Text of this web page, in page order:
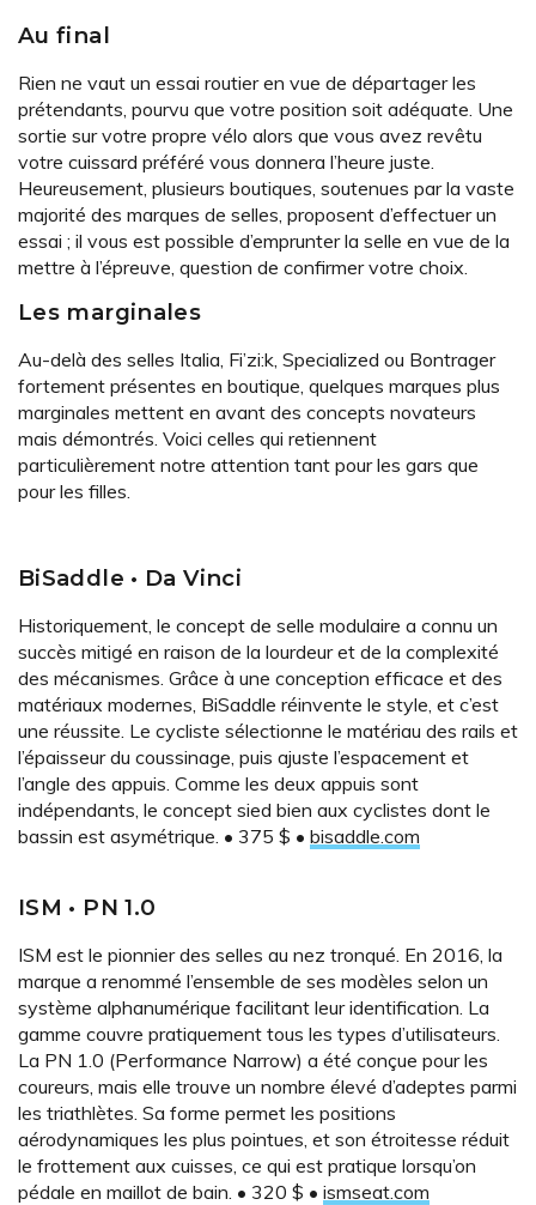
Au final
Rien ne vaut un essai routier en vue de départager les
prétendants, pourvu que votre position soit adéquate. Une
sortie sur votre propre vélo alors que vous avez revêtu
votre cuissard préféré vous donnera l’heure juste.
Heureusement, plusieurs boutiques, soutenues par la vaste
majorité des marques de selles, proposent d’effectuer un
essai ; il vous est possible d’emprunter la selle en vue de la
mettre à l’épreuve, question de confirmer votre choix.
Les marginales
Au-delà des selles Italia, Fi’zi:k, Specialized ou Bontrager
fortement présentes en boutique, quelques marques plus
marginales mettent en avant des concepts novateurs
mais démontrés. Voici celles qui retiennent
particulièrement notre attention tant pour les gars que
pour les filles.
BiSaddle • Da Vinci
Historiquement, le concept de selle modulaire a connu un
succès mitigé en raison de la lourdeur et de la complexité
des mécanismes. Grâce à une conception efficace et des
matériaux modernes, BiSaddle réinvente le style, et c’est
une réussite. Le cycliste sélectionne le matériau des rails et
l’épaisseur du coussinage, puis ajuste l’espacement et
l’angle des appuis. Comme les deux appuis sont
indépendants, le concept sied bien aux cyclistes dont le
bassin est asymétrique. • 375 $ • bisaddle.com
ISM • PN 1.0
ISM est le pionnier des selles au nez tronqué. En 2016, la
marque a renommé l’ensemble de ses modèles selon un
système alphanumérique facilitant leur identification. La
gamme couvre pratiquement tous les types d’utilisateurs.
La PN 1.0 (Performance Narrow) a été conçue pour les
coureurs, mais elle trouve un nombre élevé d’adeptes parmi
les triathlètes. Sa forme permet les positions
aérodynamiques les plus pointues, et son étroitesse réduit
le frottement aux cuisses, ce qui est pratique lorsqu’on
pédale en maillot de bain. • 320 $ • ismseat.com